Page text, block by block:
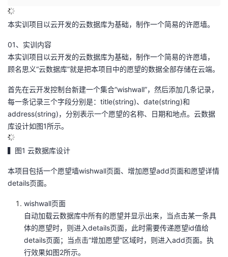
人
主
我
的
发
者
我
的
博
客
我
的
论
坛
我
的
圈
我
的
我
我
开
发
者
学
堂
我
的
我
的
Programs
我
的
支
持
我
的
技
我
的
本实训项目以云开发的云数据库为基础，制作一个简易的许愿墙。
01、实训内容
本实训项目以云开发的云数据库为基础，制作一个简易的许愿墙，
顾名思义“云数据库”就是把本项目中的愿望的数据全部存储在云端。
首先在云开发控制台新建一个集合“wishwall”，然后添加几条记录，
每一条记录三个字段分别是：title(string)、date(string)和
address(string)，分别表示一个愿望的名称、日期和地点。云数据
库设计如图1所示。
▍图1 云数据库设计
本项目包括一个愿望墙wishwall页面、增加愿望add页面和愿望详情
details页面。
wishwall页面
自动加载云数据库中所有的愿望并显示出来，当点击某一条具
体的愿望时，则进入details页面，此时需要传递愿望id值给
details页面；当点击“增加愿望”区域时，则进入add页面。执
行效果如图2所示。